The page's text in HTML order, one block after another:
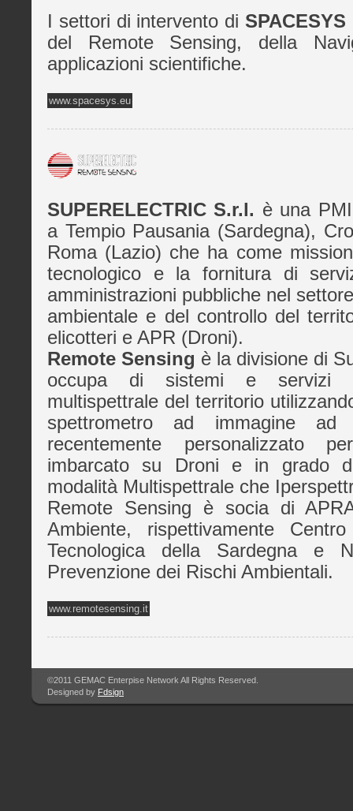
I settori di intervento di SPACESYS
del Remote Sensing, della
applicazioni scientifiche.
www.spacesys.eu
SUPERELECTRIC S.r.l. è una
a Tempio Pausania (Sardegna),
Roma (Lazio) che ha come
tecnologico e la fornitura di
amministrazioni pubbliche nel
ambientale e del controllo del
elicotteri e APR (Droni).
Remote Sensing è la divisione di
occupa di sistemi e servizi
multispettrale del territorio
spettrometro ad immagine ad
recentemente personalizzato
imbarcato su Droni e in grado
modalità Multispettrale che
Remote Sensing è socia di
Ambiente, rispettivamente
Tecnologica della Sardegna e
Prevenzione dei Rischi Ambientali.
www.remotesensing.it
©2011 GEMAC Enterpise Network All Rights Reserved.
Designed by Fdsign